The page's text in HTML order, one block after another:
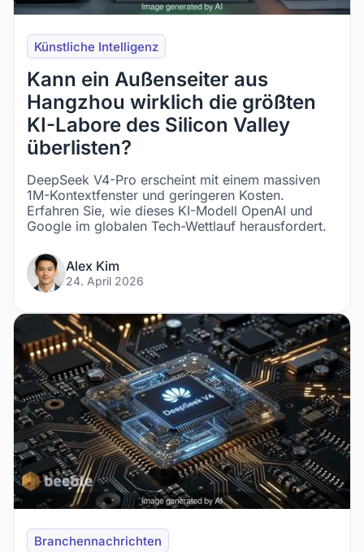
Künstliche Intelligenz
Kann ein Außenseiter aus
Hangzhou wirklich die größten
KI-Labore des Silicon Valley
überlisten?
DeepSeek V4-Pro erscheint mit einem massiven
1M-Kontextfenster und geringeren Kosten.
Erfahren Sie, wie dieses KI-Modell OpenAI und
Google im globalen Tech-Wettlauf herausfordert.
Alex Kim
24. April 2026
Branchennachrichten